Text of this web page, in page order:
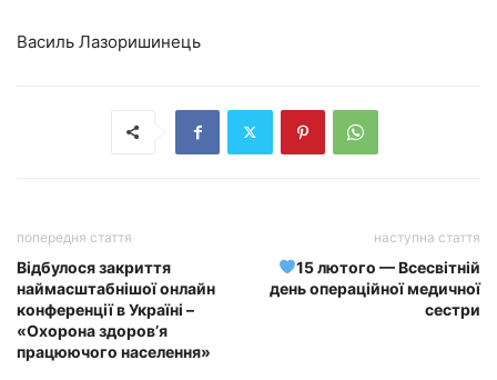
Василь Лазоришинець
попередня стаття
Відбулося закриття
наймасштабнішої онлайн
конференції в Україні –
«Охорона здоров’я
працюючого населення»
наступна стаття
15 лютого — Всесвітній
день операційної медичної
сестри